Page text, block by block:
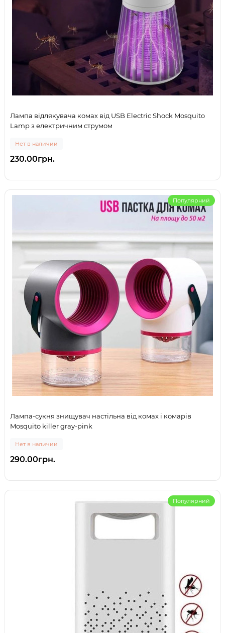
Лампа відлякувача комах від USB Electric Shock Mosquito
Lamp з електричним струмом
Нет в наличии
230.00грн.
Популярний
Лампа-сукня знищувач настільна від комах і комарів
Mosquito killer gray-pink
Нет в наличии
290.00грн.
Популярний